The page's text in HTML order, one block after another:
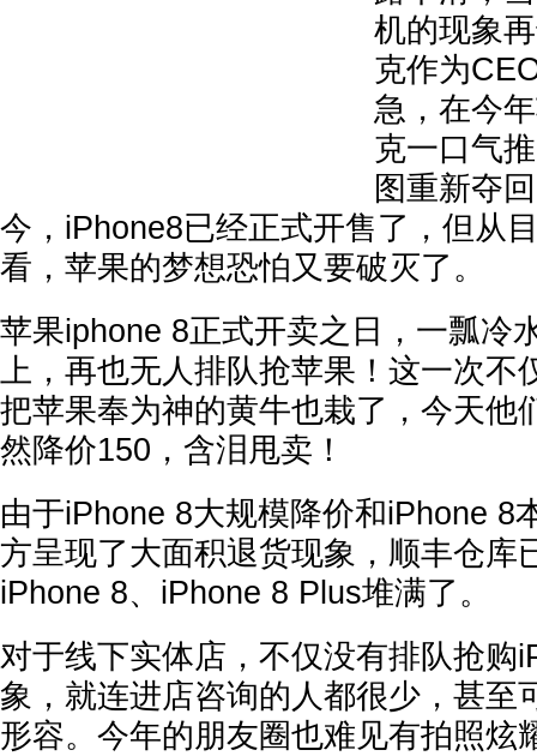
机的现象
克作为
急，在今
克一口气
图重新夺
今，iPhone8已经正式开售了，但从
看，苹果的梦想恐怕又要破灭了。
苹果iphone 8正式开卖之日，一瓢冷
上，再也无人排队抢苹果！这一次不
把苹果奉为神的黄牛也栽了，今天他
然降价150，含泪甩卖！
由于iPhone 8大规模降价和iPhone 8
方呈现了大面积退货现象，顺丰仓库
iPhone 8、iPhone 8 Plus堆满了。
对于线下实体店，不仅没有排队抢购
象，就连进店咨询的人都很少，甚至
形容。今年的朋友圈也难见有拍照炫